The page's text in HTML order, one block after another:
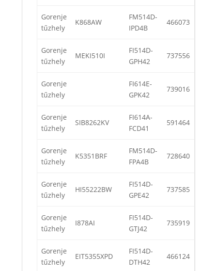
Gorenje
tűzhely
K868AW
FM514D-
IPD4B
466073
Gorenje
tűzhely
MEKI510I
FI514D-
GPH42
737556
Gorenje
tűzhely
FI614E-
GPK42
739016
Gorenje
tűzhely
SIB8262KV
FI614A-
FCD41
591464
Gorenje
tűzhely
K5351BRF
FM514D-
FPA4B
728640
Gorenje
tűzhely
HI55222BW
FI514D-
GPE42
737585
Gorenje
tűzhely
I878AI
FI514D-
GTJ42
735919
Gorenje
tűzhely
EIT5355XPD
FI514D-
DTH42
466124